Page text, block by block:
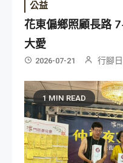
公益
花東偏鄉照顧長路
大愛
2026-07-21 行腳
1 MIN READ